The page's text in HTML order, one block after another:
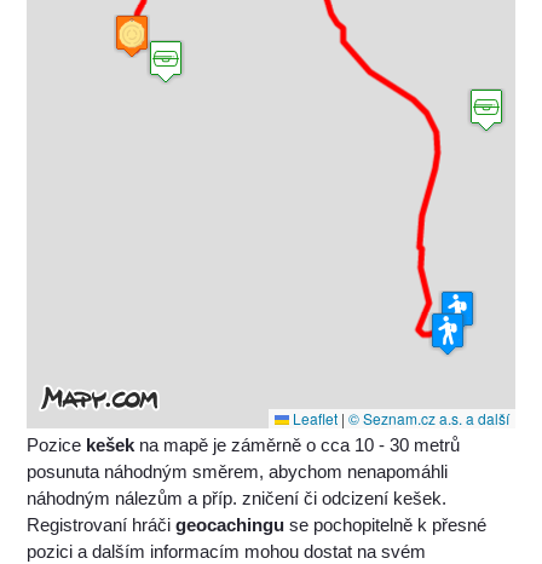
Leaflet | © Seznam.cz a.s. a další
Pozice kešek na mapě je záměrně o cca 10 - 30 metrů
posunuta náhodným směrem, abychom nenapomáhli
náhodným nálezům a příp. zničení či odcizení kešek.
Registrovaní hráčigeocachingu se pochopitelně k přesné
pozici a dalším informacím mohou dostat na svém